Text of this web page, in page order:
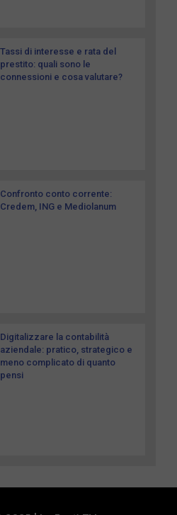
Tassi di interesse e rata del
prestito: quali sono le
connessioni e cosa valutare?
Confronto conto corrente:
Credem, ING e Mediolanum
Digitalizzare la contabilità
aziendale: pratico, strategico e
meno complicato di quanto
pensi